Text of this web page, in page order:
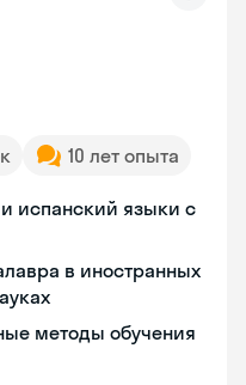
10 лет опыта
испанский языки с
в иностранных
методы обучения